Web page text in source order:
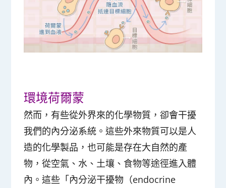
環境荷爾蒙
然而，有些從外界來的化學物質，卻會干擾
我們的內分泌系統 。這些外來物質可以是人
造的化學製品，也可能是存在大自然的產
物，從空氣、水、土壤、食物等途徑進入體
內。這些「內分泌干擾物 （endocrine